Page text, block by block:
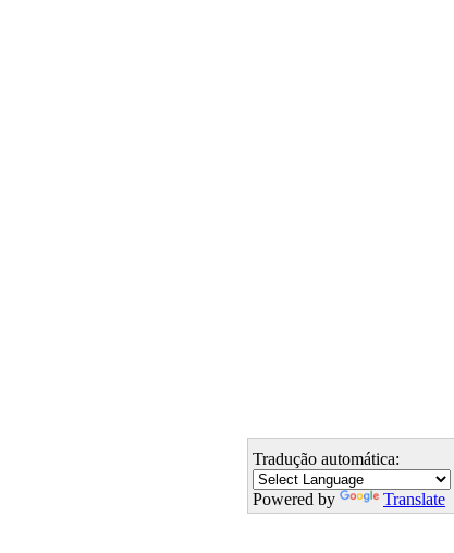
Tradução automática:
Powered by Translate